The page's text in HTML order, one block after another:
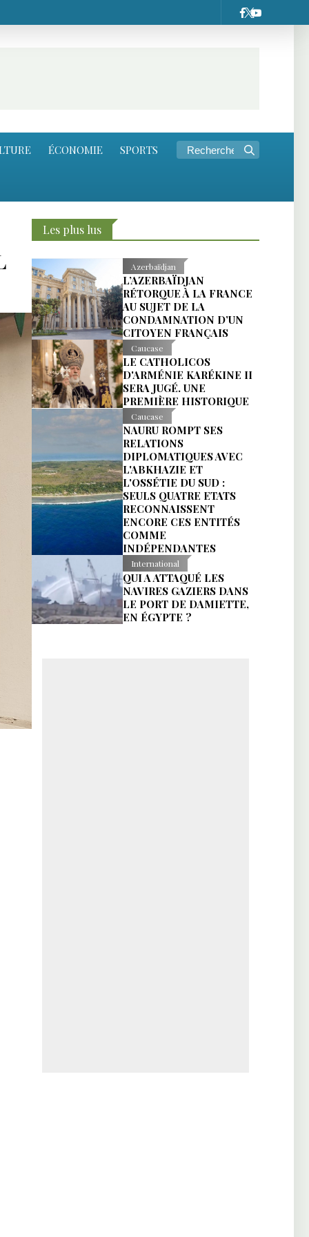
ÉCONOMIE SPORTS
Les plus lus
Azerbaïdjan
L’AZERBAÏDJAN
RÉTORQUE À LA FRANCE
AU SUJET DE LA
CONDAMNATION D’UN
CITOYEN FRANÇAIS
Caucase
LE CATHOLICOS
D'ARMÉNIE KARÉKINE II
SERA JUGÉ. UNE
PREMIÈRE HISTORIQUE
Caucase
NAURU ROMPT SES
RELATIONS
DIPLOMATIQUES AVEC
L'ABKHAZIE ET
L'OSSÉTIE DU SUD :
SEULS QUATRE ETATS
RECONNAISSENT
ENCORE CES ENTITÉS
COMME
INDÉPENDANTES
International
QUI A ATTAQUÉ LES
NAVIRES GAZIERS DANS
LE PORT DE DAMIETTE,
EN ÉGYPTE ?